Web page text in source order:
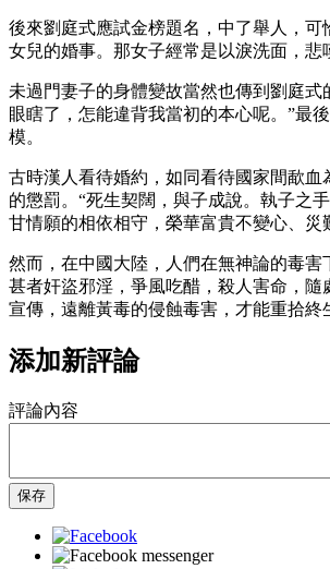
後來劉庭式應試金榜題名，中了舉人，
女兒的婚事。那女子經常是以淚洗面，悲
未過門妻子的身體變故當然也傳到劉庭
眼瞎了，怎能違背我當初的本心呢。”最
模。
古時漢人看待婚約，如同看待國家間歃
的懲罰。“死生契闊，與子成說。執子之
甘情願的相依相守，榮華富貴不變心、災
然而，在中國大陸，人們在無神論的毒
甚者奸盜邪淫，爭風吃醋，殺人害命，
宣傳，遠離黃毒的侵蝕毒害，才能重拾
添加新評論
評論內容
保存